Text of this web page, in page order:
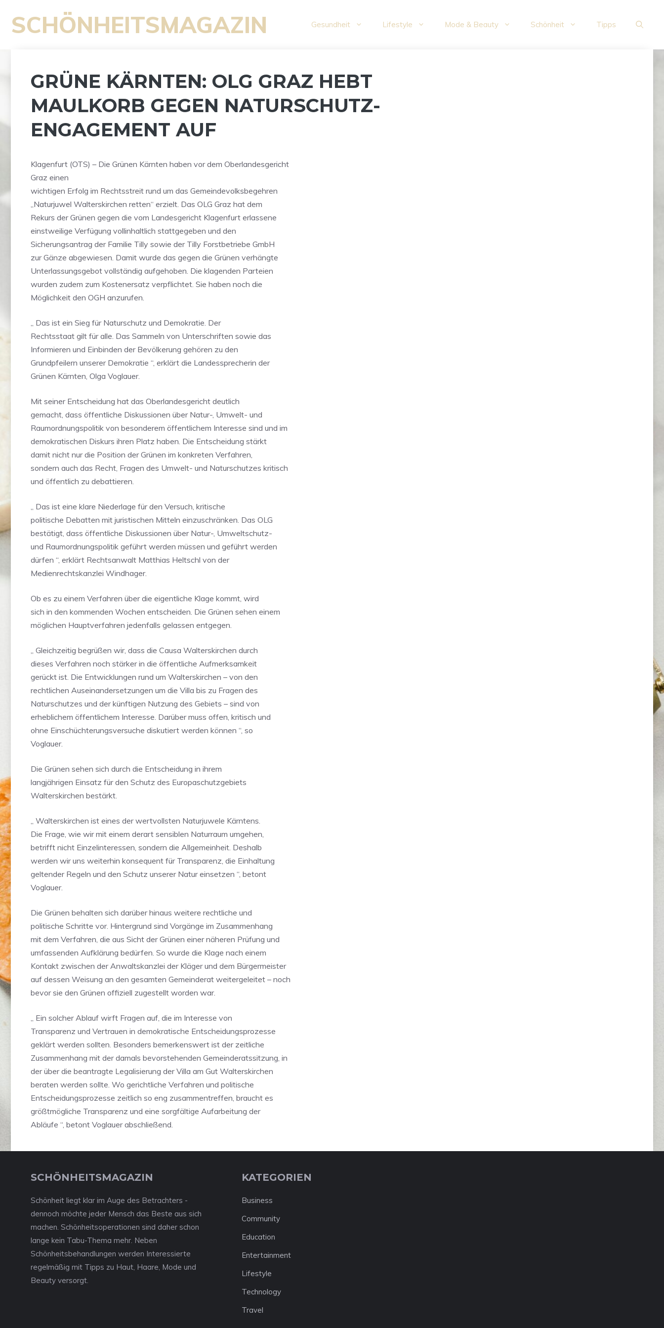
Inhalt
springen
SCHÖNHEITSMAGAZIN Gesundheit Lifestyle Mode & Beauty Schönheit Tipps
GRÜNE KÄRNTEN: OLG GRAZ HEBT
MAULKORB GEGEN NATURSCHUTZ-
ENGAGEMENT AUF
Klagenfurt (OTS) – Die Grünen Kärnten haben vor dem Oberlandesgericht
Graz einen
wichtigen Erfolg im Rechtsstreit rund um das Gemeindevolksbegehren
„Naturjuwel Walterskirchen retten“ erzielt. Das OLG Graz hat dem
Rekurs der Grünen gegen die vom Landesgericht Klagenfurt erlassene
einstweilige Verfügung vollinhaltlich stattgegeben und den
Sicherungsantrag der Familie Tilly sowie der Tilly Forstbetriebe GmbH
zur Gänze abgewiesen. Damit wurde das gegen die Grünen verhängte
Unterlassungsgebot vollständig aufgehoben. Die klagenden Parteien
wurden zudem zum Kostenersatz verpflichtet. Sie haben noch die
Möglichkeit den OGH anzurufen.
„ Das ist ein Sieg für Naturschutz und Demokratie. Der
Rechtsstaat gilt für alle. Das Sammeln von Unterschriften sowie das
Informieren und Einbinden der Bevölkerung gehören zu den
Grundpfeilern unserer Demokratie “, erklärt die Landessprecherin der
Grünen Kärnten, Olga Voglauer.
Mit seiner Entscheidung hat das Oberlandesgericht deutlich
gemacht, dass öffentliche Diskussionen über Natur-, Umwelt- und
Raumordnungspolitik von besonderem öffentlichem Interesse sind und im
demokratischen Diskurs ihren Platz haben. Die Entscheidung stärkt
damit nicht nur die Position der Grünen im konkreten Verfahren,
sondern auch das Recht, Fragen des Umwelt- und Naturschutzes kritisch
und öffentlich zu debattieren.
„ Das ist eine klare Niederlage für den Versuch, kritische
politische Debatten mit juristischen Mitteln einzuschränken. Das OLG
bestätigt, dass öffentliche Diskussionen über Natur-, Umweltschutz-
und Raumordnungspolitik geführt werden müssen und geführt werden
dürfen “, erklärt Rechtsanwalt Matthias Heltschl von der
Medienrechtskanzlei Windhager.
Ob es zu einem Verfahren über die eigentliche Klage kommt, wird
sich in den kommenden Wochen entscheiden. Die Grünen sehen einem
möglichen Hauptverfahren jedenfalls gelassen entgegen.
„ Gleichzeitig begrüßen wir, dass die Causa Walterskirchen durch
dieses Verfahren noch stärker in die öffentliche Aufmerksamkeit
gerückt ist. Die Entwicklungen rund um Walterskirchen – von den
rechtlichen Auseinandersetzungen um die Villa bis zu Fragen des
Naturschutzes und der künftigen Nutzung des Gebiets – sind von
erheblichem öffentlichem Interesse. Darüber muss offen, kritisch und
ohne Einschüchterungsversuche diskutiert werden können “, so
Voglauer.
Die Grünen sehen sich durch die Entscheidung in ihrem
langjährigen Einsatz für den Schutz des Europaschutzgebiets
Walterskirchen bestärkt.
„ Walterskirchen ist eines der wertvollsten Naturjuwele Kärntens.
Die Frage, wie wir mit einem derart sensiblen Naturraum umgehen,
betrifft nicht Einzelinteressen, sondern die Allgemeinheit. Deshalb
werden wir uns weiterhin konsequent für Transparenz, die Einhaltung
geltender Regeln und den Schutz unserer Natur einsetzen “, betont
Voglauer.
Die Grünen behalten sich darüber hinaus weitere rechtliche und
politische Schritte vor. Hintergrund sind Vorgänge im Zusammenhang
mit dem Verfahren, die aus Sicht der Grünen einer näheren Prüfung und
umfassenden Aufklärung bedürfen. So wurde die Klage nach einem
Kontakt zwischen der Anwaltskanzlei der Kläger und dem Bürgermeister
auf dessen Weisung an den gesamten Gemeinderat weitergeleitet – noch
bevor sie den Grünen offiziell zugestellt worden war.
„ Ein solcher Ablauf wirft Fragen auf, die im Interesse von
Transparenz und Vertrauen in demokratische Entscheidungsprozesse
geklärt werden sollten. Besonders bemerkenswert ist der zeitliche
Zusammenhang mit der damals bevorstehenden Gemeinderatssitzung, in
der über die beantragte Legalisierung der Villa am Gut Walterskirchen
beraten werden sollte. Wo gerichtliche Verfahren und politische
Entscheidungsprozesse zeitlich so eng zusammentreffen, braucht es
größtmögliche Transparenz und eine sorgfältige Aufarbeitung der
Abläufe “, betont Voglauer abschließend.
SCHÖNHEITSMAGAZIN
Schönheit liegt klar im Auge des Betrachters -
dennoch möchte jeder Mensch das Beste aus sich
machen. Schönheitsoperationen sind daher schon
lange kein Tabu-Thema mehr. Neben
Schönheitsbehandlungen werden Interessierte
regelmäßig mit Tipps zu Haut, Haare, Mode und
Beauty versorgt.
KATEGORIEN
Business
Community
Education
Entertainment
Lifestyle
Technology
Travel